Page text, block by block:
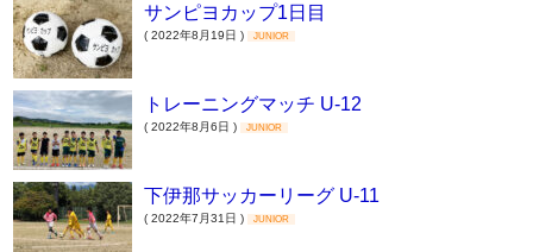
サンピヨカップ1日目
( 2022年8月19日 ) JUNIOR
トレーニングマッチ U-12
( 2022年8月6日 ) JUNIOR
下伊那サッカーリーグ U-11
( 2022年7月31日 ) JUNIOR